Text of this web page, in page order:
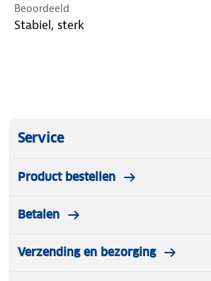
Beoordeeld
Stabiel, sterk
Service
Product bestellen
Betalen
Verzending en bezorging